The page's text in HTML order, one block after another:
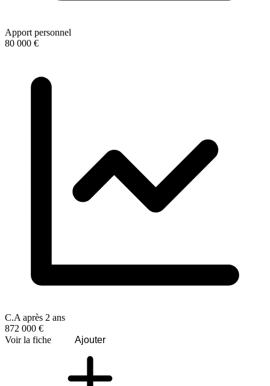
Apport personnel
80 000 €
C.A après 2 ans
872 000 €
Voir la fiche
Ajouter